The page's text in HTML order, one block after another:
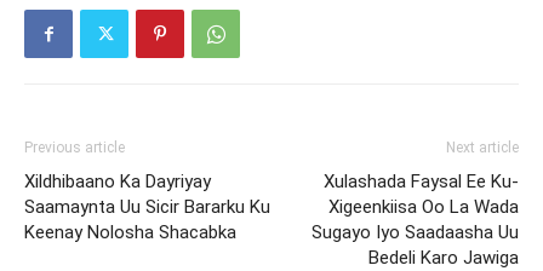
Previous article
Xildhibaano Ka Dayriyay
Saamaynta Uu Sicir Bararku Ku
Keenay Nolosha Shacabka
Next article
Xulashada Faysal Ee Ku-
Xigeenkiisa Oo La Wada
Sugayo Iyo Saadaasha Uu
Bedeli Karo Jawiga